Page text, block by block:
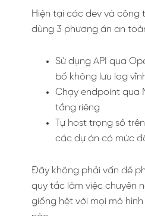
Hiện tại các dev và công
dùng 3 phương án an
Sử dụng API qua
bố không lưu log
Chạy endpoint qua
tầng riêng
Tự host trọng số
các dự án có mức
Đây không phải vấn đề
quy tắc làm việc chuyên
giống hệt với mọi mô